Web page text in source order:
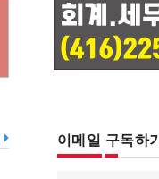
이메일 구독하기